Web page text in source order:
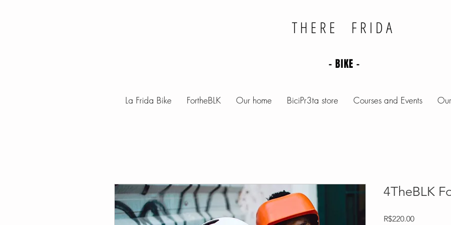
THERE FRIDA
- BIKE -
La Frida Bike FortheBLK Our home BiciPr3ta store Courses and Events
4TheBLK
R$220.00Price